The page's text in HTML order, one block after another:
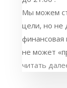
Мы можем
цели, но не
не может
читать